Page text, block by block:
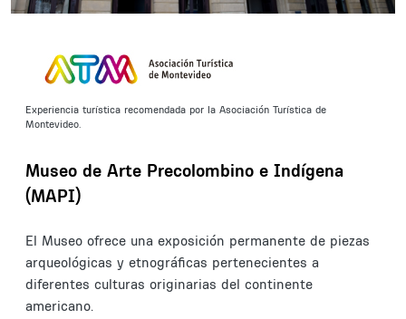
Experiencia turística recomendada por la Asociación Turística de
Montevideo.
Museo de Arte Precolombino e Indígena
(MAPI)
El Museo ofrece una exposición permanente de piezas
arqueológicas y etnográficas pertenecientes a
diferentes culturas originarias del continente
americano.